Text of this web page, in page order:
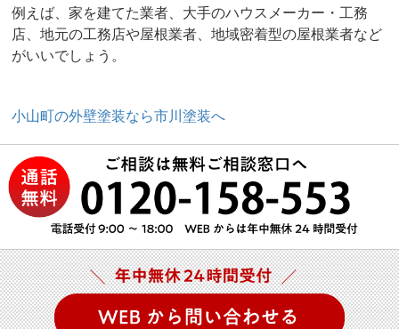
例えば、家を建てた業者、大手のハウスメーカー・工務
店、地元の工務店や屋根業者、地域密着型の屋根業者など
がいいでしょう。
小山町の外壁塗装なら市川塗装へ